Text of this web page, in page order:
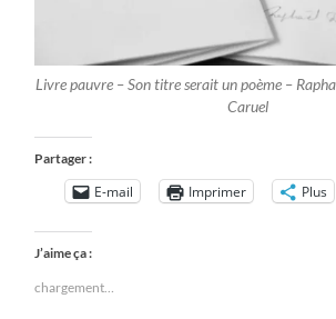
Livre pauvre – Son titre serait un poème –
Caruel
Partager :
E-mail Imprimer Plus
J’aime ça :
chargement…